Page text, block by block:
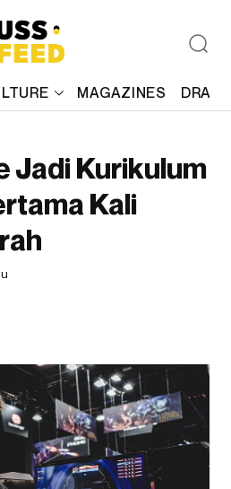
MAGAZINES
Jadi Kurikulum
Kali